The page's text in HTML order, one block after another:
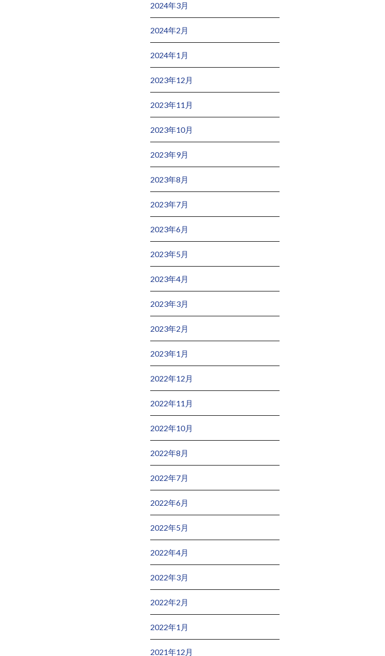
2024年3月
2024年2月
2024年1月
2023年12月
2023年11月
2023年10月
2023年9月
2023年8月
2023年7月
2023年6月
2023年5月
2023年4月
2023年3月
2023年2月
2023年1月
2022年12月
2022年11月
2022年10月
2022年8月
2022年7月
2022年6月
2022年5月
2022年4月
2022年3月
2022年2月
2022年1月
2021年12月